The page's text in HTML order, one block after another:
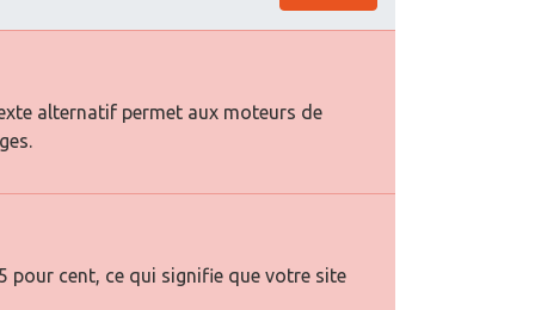
alternatif permet aux moteurs de
pour cent, ce qui signifie que votre site